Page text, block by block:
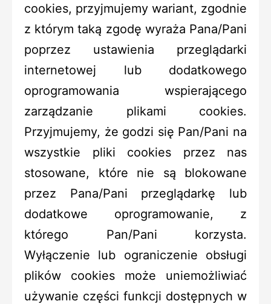
cookies, przyjmujemy wariant, zgodnie
z którym taką zgodę wyraża Pana/Pani
poprzez ustawienia przeglądarki
internetowej lub dodatkowego
oprogramowania wspierającego
zarządzanie plikami cookies.
Przyjmujemy, że godzi się Pan/Pani na
wszystkie pliki cookies przez nas
stosowane, które nie są blokowane
przez Pana/Pani przeglądarkę lub
dodatkowe oprogramowanie, z
którego Pan/Pani korzysta.
Wyłączenie lub ograniczenie obsługi
plików cookies może uniemożliwiać
używanie części funkcji dostępnych w